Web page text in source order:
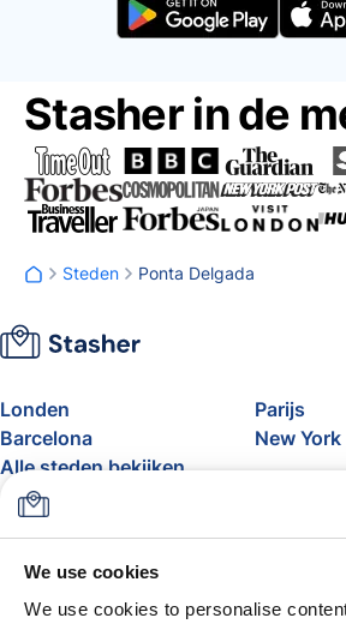
We use cookies
We use cookies to personalise
Stasher in de
Steden Ponta Delgada
Londen
Parijs
Barcelona
New York
Alle steden bekijken
Over
Prijzen
FAQ
Bagagelimiet vliegtuig